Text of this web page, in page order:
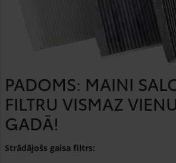
PADOMS: MAINI
FILTRU VISMAZ
GADĀ!
Strādājošs gaisa filtrs: